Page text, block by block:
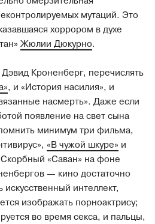
мутаций. Это
хоррором в духе
Жюлии Дюкурно.
Кроненберг, перечислять
, и «История насилия», и
насмерть». Даже если
появление на свет сына
минимум три фильма,
«В чужой шкуре» и
«Саван» на фоне
— кино достаточно
интеллект,
изображать порноактрису;
во время секса, и пальцы,